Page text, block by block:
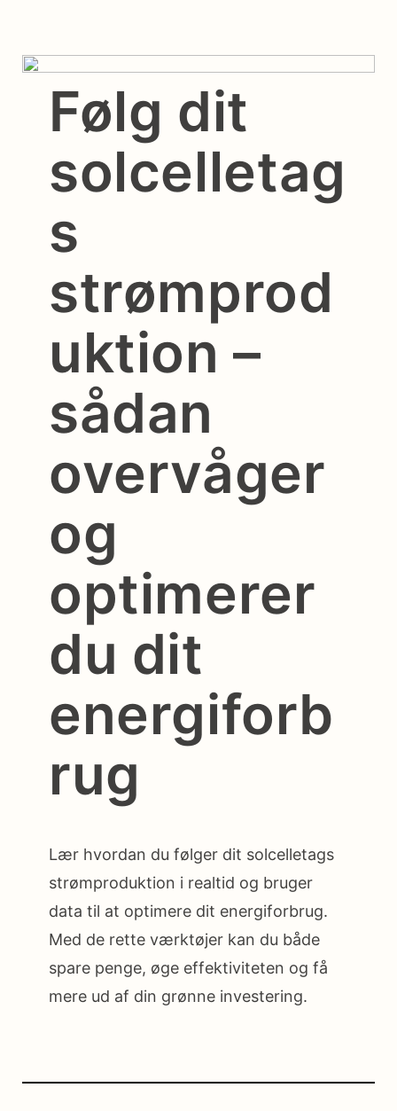
Følg dit
solcelletag
s
strømprod
uktion –
sådan
overvåger
og
optimerer
du dit
energiforb
rug
Lær hvordan du følger dit solcelletags
strømproduktion i realtid og bruger
data til at optimere dit energiforbrug.
Med de rette værktøjer kan du både
spare penge, øge effektiviteten og få
mere ud af din grønne investering.